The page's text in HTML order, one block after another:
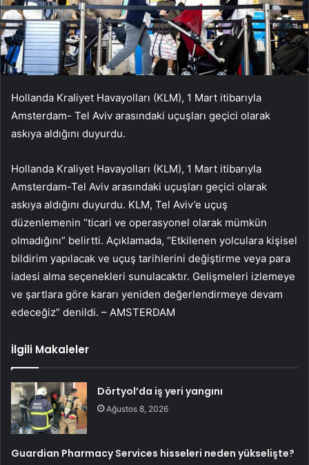
Hollanda Kraliyet Havayolları (KLM), 1 Mart itibarıyla
Amsterdam- Tel Aviv arasındaki uçuşları geçici olarak
askıya aldığını duyurdu.
Hollanda Kraliyet Havayolları (KLM), 1 Mart itibarıyla
Amsterdam-Tel Aviv arasındaki uçuşları geçici olarak
askıya aldığını duyurdu. KLM, Tel Aviv’e uçuş
düzenlemenin “ticari ve operasyonel olarak mümkün
olmadığını” belirtti. Açıklamada, “Etkilenen yolculara kişisel
bildirim yapılacak ve uçuş tarihlerini değiştirme veya para
iadesi alma seçenekleri sunulacaktır. Gelişmeleri izlemeye
ve şartlara göre kararı yeniden değerlendirmeye devam
edeceğiz” denildi. – AMSTERDAM
İlgili Makaleler
Dörtyol’da iş yeri yangını
Ağustos 8, 2026
Guardian Pharmacy Services hisseleri neden yükselişte?